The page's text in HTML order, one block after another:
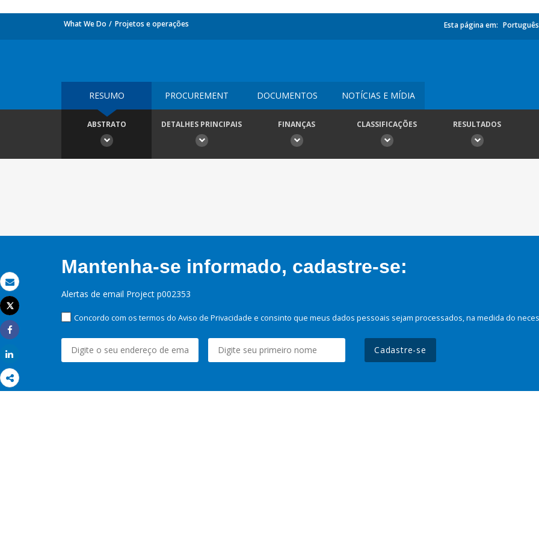
Email
Imprimir
Tweet
Share
What We Do Projetos e operações Esta página em: Português
RESUMO PROCUREMENT DOCUMENTOS NOTÍCIAS E MÍDIA
ABSTRATO DETALHES PRINCIPAIS FINANÇAS CLASSIFICAÇÕES RESULTADOS
Mantenha-se informado, cadastre-se:
Alertas de email Project p002353
Concordo com os termos do Aviso de Privacidade e consinto que meus dados pessoais sejam processados, na medida do
Cadastre-se